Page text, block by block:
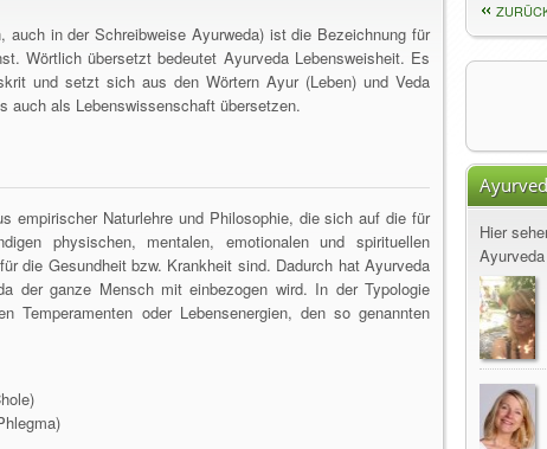
auch in der Schreibweise Ayurweda) ist die Bezeichnung für
Wörtlich übersetzt bedeutet Ayurveda Lebensweisheit. Es
und setzt sich aus den Wörtern Ayur (Leben) und Veda
auch als Lebenswissenschaft übersetzen.
empirischer Naturlehre und Philosophie, die sich auf die für
physischen, mentalen, emotionalen und spirituellen
die Gesundheit bzw. Krankheit sind. Dadurch hat Ayurveda
der ganze Mensch mit einbezogen wird. In der Typologie
Temperamenten oder Lebensenergien, den so genannten
Hier